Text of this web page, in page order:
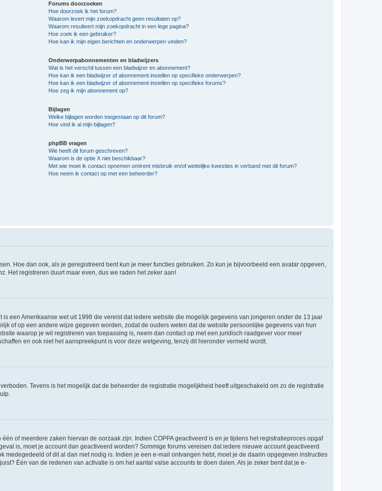
Forums doorzoeken
Hoe doorzoek ik het forum?
Waarom levert mijn zoekopdracht geen resultaten op?
Waarom resulteert mijn zoekopdracht in een lege pagina?
Hoe zoek ik een gebruiker?
Hoe kan ik mijn eigen berichten en onderwerpen vinden?
Onderwerpabonnementen en bladwijzers
Wat is het verschil tussen een bladwijzer en abonnement?
Hoe kan ik een bladwijzer of abonnement instellen op specifieke onderwerpen?
Hoe kan ik een bladwijzer of abonnement instellen op specifieke forums?
Hoe zeg ik mijn abonnement op?
Bijlagen
Welke bijlagen worden toegestaan op dit forum?
Hoe vind ik al mijn bijlagen?
phpBB vragen
Wie heeft dit forum geschreven?
Waarom is de optie X niet beschikbaar?
Met wie moet ik contact opnemen omtrent misbruik en/of wettelijke kwesties in verband met dit forum?
Hoe neem ik contact op met een beheerder?
Hoe dan ook, als je geregistreerd bent kun je meer functies gebruiken. Zo kun je bijvoorbeeld een avatar opgeven,
Het registreren duurt maar even, dus we raden het zeker aan!
een Amerikaanse wet uit 1998 die vereist dat iedere website die mogelijk gegevens van jongeren onder de 13 jaar
of op een andere wijze gegeven worden, zodat de ouders weten dat de website persoonlijke gegevens van hun
waarop je wil registreren van toepassing is, neem dan contact op met een juridisch raadgever voor meer
en ook niet het aanspreekpunt is voor deze wetgeving, tenzij dit hieronder vermeld wordt.
Tevens is het mogelijk dat de beheerder de registratie mogelijkheid heeft uitgeschakeld om zo de registratie
of meerdere zaken hiervan de oorzaak zijn. Indien COPPA geactiveerd is en je tijdens het registratieproces opgaf
is, moet je account dan geactiveerd worden? Sommige forums vereisen dat iedere nieuwe account geactiveerd
of dit al dan niet nodig is. Indien je een e-mail ontvangen hebt, moet je de daarin opgegeven instructies
Één van de redenen van activatie is om het aantal valse accounts te doen dalen. Als je zeker bent dat je e-